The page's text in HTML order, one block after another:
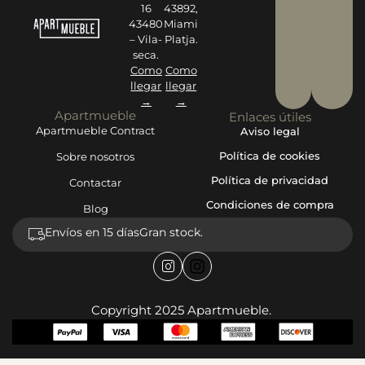
16
43480
– Vila-
seca.
Como
llegar
→
43892,
Miami
Platja.
Como
llegar
→
Apartmueble
Apartmueble Contract
Sobre nosotros
Contactar
Blog
Enlaces útiles
Aviso legal
Política de cookies
Política de privacidad
Condiciones de compra
Envíos en 15 díasGran stock.
Copyright 2025 Apartmueble.